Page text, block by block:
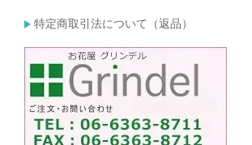
特定商取引法について（返品）